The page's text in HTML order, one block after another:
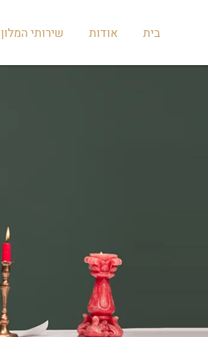
בית אודות שירותי המלון